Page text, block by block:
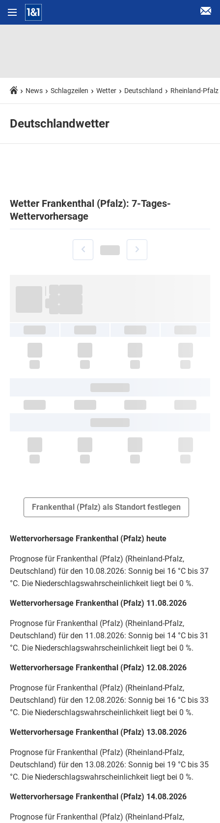
News Schlagzeilen Wetter Deutschland Rheinland-Pfalz
Deutschlandwetter
Wetter Frankenthal (Pfalz): 7-Tages-
Wettervorhersage
Frankenthal (Pfalz) als Standort festlegen
Wettervorhersage Frankenthal (Pfalz) heute
Prognose für Frankenthal (Pfalz) (Rheinland-Pfalz,
Deutschland) für den 10.08.2026: Sonnig bei 16 °C bis 37
°C. Die Niederschlagswahrscheinlichkeit liegt bei 0 %.
Wettervorhersage Frankenthal (Pfalz) 11.08.2026
Prognose für Frankenthal (Pfalz) (Rheinland-Pfalz,
Deutschland) für den 11.08.2026: Sonnig bei 14 °C bis 31
°C. Die Niederschlagswahrscheinlichkeit liegt bei 0 %.
Wettervorhersage Frankenthal (Pfalz) 12.08.2026
Prognose für Frankenthal (Pfalz) (Rheinland-Pfalz,
Deutschland) für den 12.08.2026: Sonnig bei 16 °C bis 33
°C. Die Niederschlagswahrscheinlichkeit liegt bei 0 %.
Wettervorhersage Frankenthal (Pfalz) 13.08.2026
Prognose für Frankenthal (Pfalz) (Rheinland-Pfalz,
Deutschland) für den 13.08.2026: Sonnig bei 19 °C bis 35
°C. Die Niederschlagswahrscheinlichkeit liegt bei 0 %.
Wettervorhersage Frankenthal (Pfalz) 14.08.2026
Prognose für Frankenthal (Pfalz) (Rheinland-Pfalz,